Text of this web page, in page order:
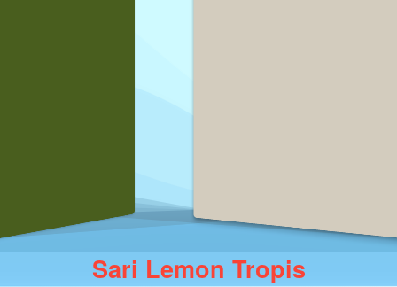
Sari Lemon Tropis